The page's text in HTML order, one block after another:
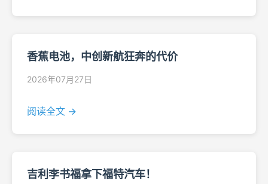
香蕉电池，中创新航狂奔的代价
2026年07月27日
阅读全文 →
吉利李书福拿下福特汽车！